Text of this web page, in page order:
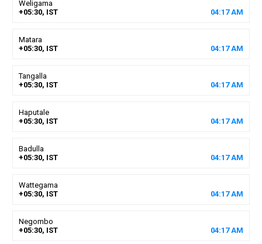
Weligama
+05:30, IST
04:17AM
Matara
+05:30, IST
04:17AM
Tangalla
+05:30, IST
04:17AM
Haputale
+05:30, IST
04:17AM
Badulla
+05:30, IST
04:17AM
Wattegama
+05:30, IST
04:17AM
Negombo
+05:30, IST
04:17AM